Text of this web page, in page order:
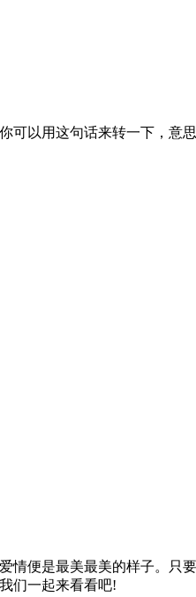
可以用这句话来转一下，意思
情便是最美最美的样子。
们一起来看看吧!